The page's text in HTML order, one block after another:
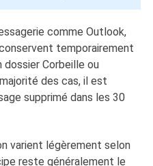
comme Outlook,
temporairement
dossier Corbeille ou
des cas, il est
supprimé dans les 30
varient légèrement selon
reste généralement le